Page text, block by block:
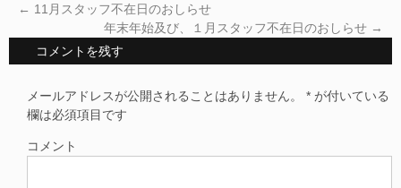
← 11月スタッフ不在日のおしらせ
年末年始及び、１月スタッフ不在日のおしらせ →
コメントを残す
メールアドレスが公開されることはありません。 * が付いている
欄は必須項目です
コメント